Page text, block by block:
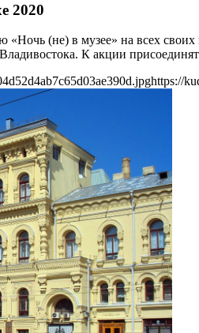
2020
«Ночь (не) в музее» на всех
К акции
https://